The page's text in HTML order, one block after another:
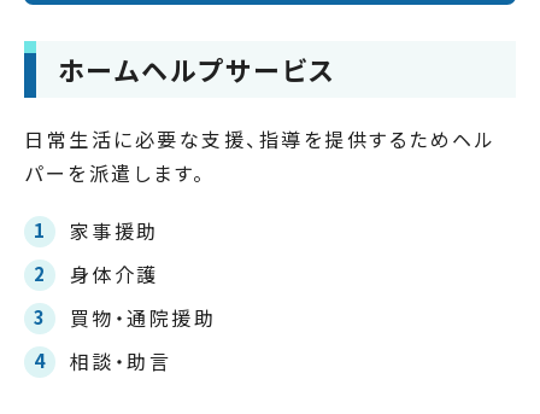
ホームヘルプサービス
日常生活に必要な支援、指導を提供するためヘル
パーを派遣します。
家事援助
身体介護
買物・通院援助
相談・助言